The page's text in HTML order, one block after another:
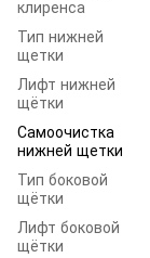
клиренса
Тип нижней
щетки
Лифт нижней
щётки
Самоочистка
нижней щетки
Тип боковой
щётки
Лифт боковой
щётки